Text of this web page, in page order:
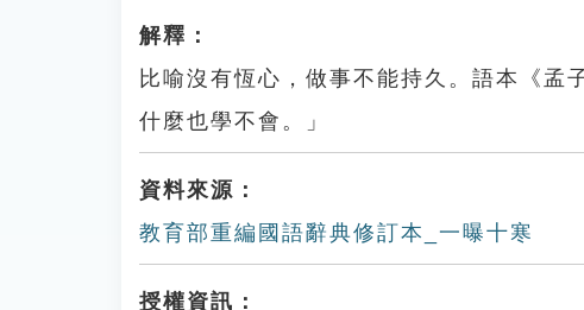
解釋：
比喻沒有恆心，做事不能持久。語本《孟
什麼也學不會。」
資料來源：
教育部重編國語辭典修訂本_一曝十寒
授權資訊：